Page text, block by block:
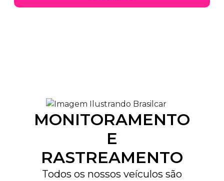
MONITORAMENTO
E
RASTREAMENTO
Todos os nossos veículos são